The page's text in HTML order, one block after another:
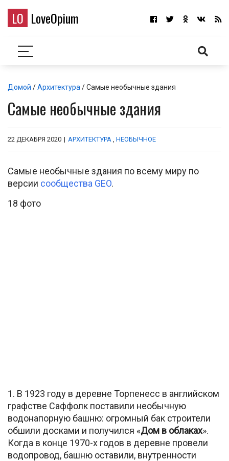
LO LoveOpium
Домой /Архитектура / Самые необычные здания
Самые необычные здания
22 ДЕКАБРЯ 2020 | АРХИТЕКТУРА , НЕОБЫЧНОЕ
Самые необычные здания по всему миру по
версии сообщества GEO.
18 фото
1. В 1923 году в деревне Торпенесс в английском
графстве Саффолк поставили необычную
водонапорную башню: огромный бак строители
обшили досками и получился «Дом в облаках».
Когда в конце 1970-х годов в деревне провели
водопровод, башню оставили, внутренности